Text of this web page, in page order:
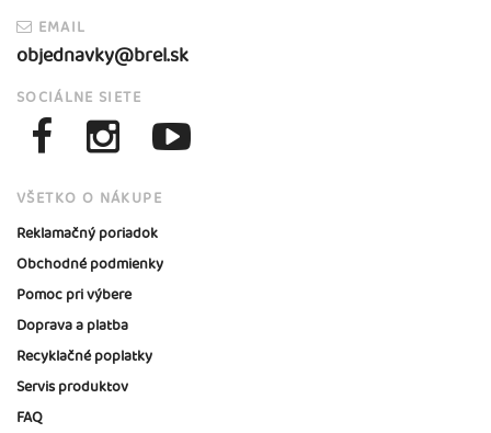
EMAIL
objednavky@brel.sk
SOCIÁLNE SIETE
VŠETKO O NÁKUPE
Reklamačný poriadok
Obchodné podmienky
Pomoc pri výbere
Doprava a platba
Recyklačné poplatky
Servis produktov
FAQ